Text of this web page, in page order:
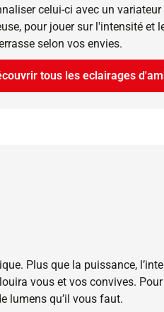
celui-ci avec un
pour jouer sur l'intensité et
selon vos envies.
tous les eclairages
Plus que la puissance,
vous et vos convives.
lumens qu’il vous faut.